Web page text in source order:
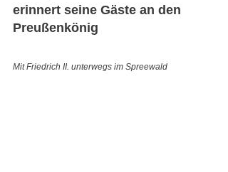
erinnert seine Gäste an den
Preußenkönig
Mit Friedrich II. unterwegs im Spreewald